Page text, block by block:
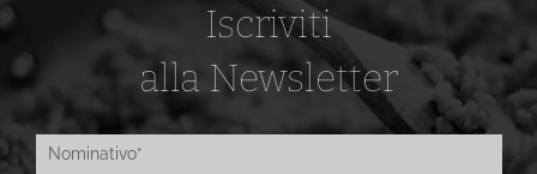
Iscriviti
alla Newsletter